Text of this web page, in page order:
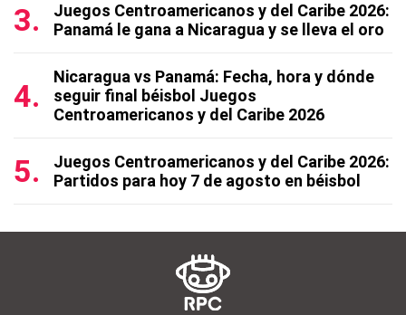
Juegos Centroamericanos y del Caribe 2026:
Panamá le gana a Nicaragua y se lleva el oro
Nicaragua vs Panamá: Fecha, hora y dónde
seguir final béisbol Juegos
Centroamericanos y del Caribe 2026
Juegos Centroamericanos y del Caribe 2026:
Partidos para hoy 7 de agosto en béisbol